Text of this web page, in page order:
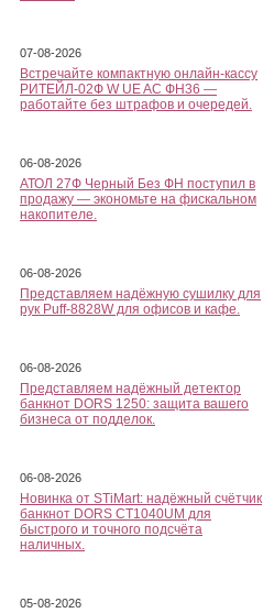
07-08-2026
Встречайте компактную онлайн-кассу
РИТЕЙЛ-02Ф W UE AC ФН36 —
работайте без штрафов и очередей.
06-08-2026
АТОЛ 27Ф Черный Без ФН поступил в
продажу — экономьте на фискальном
накопителе.
06-08-2026
Представляем надёжную сушилку для
рук Puff-8828W для офисов и кафе.
06-08-2026
Представляем надёжный детектор
банкнот DORS 1250: защита вашего
бизнеса от подделок.
06-08-2026
Новинка от STiMart: надёжный счётчик
банкнот DORS CT1040UM для
быстрого и точного подсчёта
наличных.
05-08-2026